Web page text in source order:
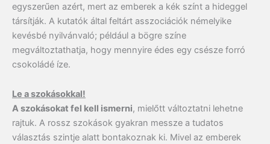
egyszerűen azért, mert az emberek a kék színt a hideggel
társítják. A kutatók által feltárt asszociációk némelyike
kevésbé nyilvánvaló; például a bögre színe
megváltoztathatja, hogy mennyire édes egy csésze forró
csokoládé íze.
Le a szokásokkal!
A szokásokat fel kell ismerni, mielőtt változtatni lehetne
rajtuk. A rossz szokások gyakran messze a tudatos
választás szintje alatt bontakoznak ki. Mivel az emberek